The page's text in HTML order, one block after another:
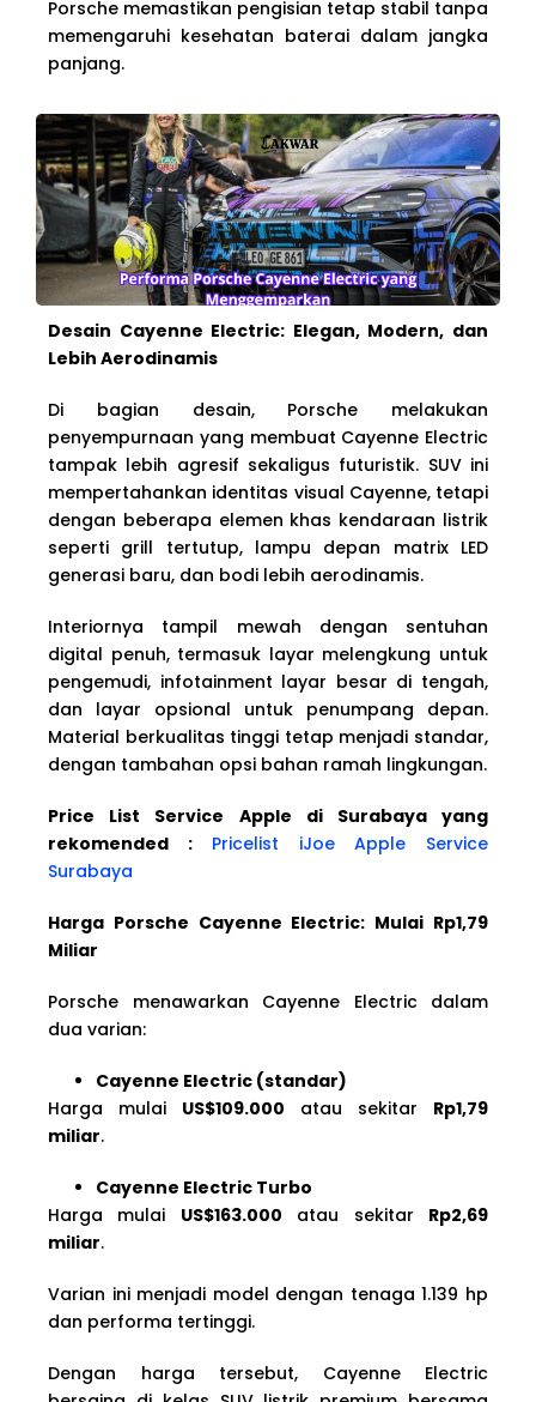
Porsche memastikan pengisian tetap stabil tanpa
memengaruhi kesehatan baterai dalam jangka
panjang.
Desain Cayenne Electric: Elegan, Modern, dan
Lebih Aerodinamis
Di bagian desain, Porsche melakukan
penyempurnaan yang membuat Cayenne Electric
tampak lebih agresif sekaligus futuristik. SUV ini
mempertahankan identitas visual Cayenne, tetapi
dengan beberapa elemen khas kendaraan listrik
seperti grill tertutup, lampu depan matrix LED
generasi baru, dan bodi lebih aerodinamis.
Interiornya tampil mewah dengan sentuhan
digital penuh, termasuk layar melengkung untuk
pengemudi, infotainment layar besar di tengah,
dan layar opsional untuk penumpang depan.
Material berkualitas tinggi tetap menjadi standar,
dengan tambahan opsi bahan ramah lingkungan.
Price List Service Apple di Surabaya yang
rekomended :
Pricelist iJoe Apple Service
Surabaya
Harga Porsche Cayenne Electric: Mulai Rp1,79
Miliar
Porsche menawarkan Cayenne Electric dalam
dua varian:
Cayenne Electric (standar)
Harga mulai US$109.000 atau sekitar Rp1,79
miliar.
Cayenne Electric Turbo
Harga mulai US$163.000 atau sekitar Rp2,69
miliar.
Varian ini menjadi model dengan tenaga 1.139 hp
dan performa tertinggi.
Dengan harga tersebut, Cayenne Electric